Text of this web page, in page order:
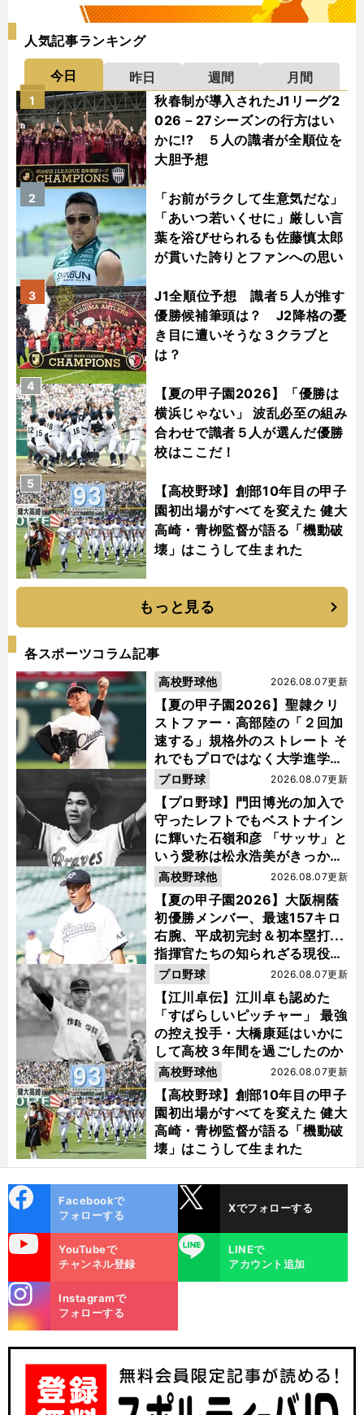
人気記事ランキング
今日 昨日 週間
月間
秋春制が導入されたJ1リーグ2
026－27シーズンの行方はい
かに!? ５人の識者が全順位を
大胆予想
1
「お前がラクして生意気だな」
「あいつ若いくせに」厳しい言
葉を浴びせられるも佐藤慎太郎
が貫いた誇りとファンへの思い
2
J1全順位予想 識者５人が推す
優勝候補筆頭は？ J2降格の憂
き目に遭いそうな３クラブと
は？
3
【夏の甲子園2026】「優勝は
横浜じゃない」 波乱必至の組み
合わせで識者５人が選んだ優勝
校はここだ！
4
【高校野球】創部10年目の甲子
園初出場がすべてを変えた 健大
高崎・青栁監督が語る「機動破
壊」はこうして生まれた
5
もっと見る
各スポーツコラム記事
【夏の甲子園2026】聖隷クリ
ストファー・高部陸の「２回加
速する」規格外のストレート そ
れでもプロではなく大学進学を
選ぶ理由
2026.08.07更新
高校野球他
【プロ野球】門田博光の加入で
守ったレフトでもベストナイン
に輝いた石嶺和彦 「サッサ」と
いう愛称は松永浩美がきっか
け？
2026.08.07更新
プロ野球
【夏の甲子園2026】大阪桐蔭
初優勝メンバー、最速157キロ
右腕、平成初完封＆初本塁打...
指揮官たちの知られざる現役時
代
2026.08.07更新
高校野球他
【江川卓伝】江川卓も認めた
「すばらしいピッチャー」 最強
の控え投手・大橋康延はいかに
して高校３年間を過ごしたのか
2026.08.07更新
プロ野球
【高校野球】創部10年目の甲子
園初出場がすべてを変えた 健大
高崎・青栁監督が語る「機動破
壊」はこうして生まれた
2026.08.07更新
高校野球他
ok
Facebookで
フォローする
Xでフォローする
YouTubeで
チャンネル登録
LINE
LINEで
アカウント追加
m
Instagramで
フォローする